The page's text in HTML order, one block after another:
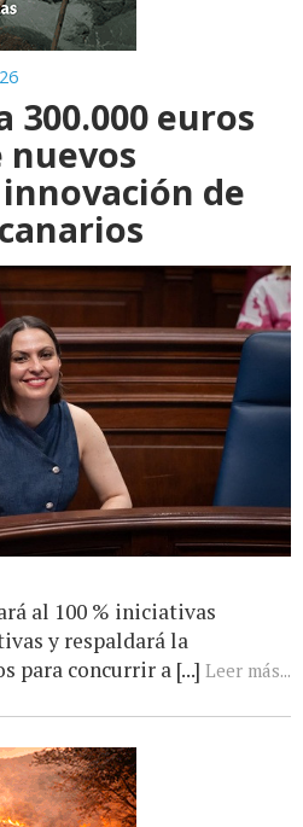
300.000 euros
nuevos
de
al 100 % iniciativas
y respaldará la
para concurrir a [...] Leer más...